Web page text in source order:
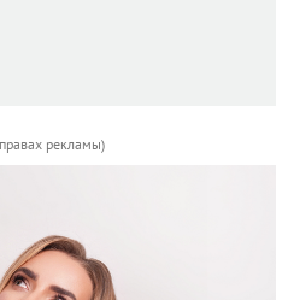
рекламы)